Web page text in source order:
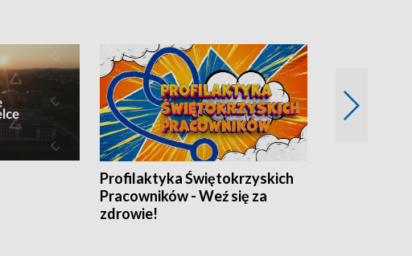
Profilaktyka Świętokrzyskich
Pracowników - Weź się za
zdrowie!